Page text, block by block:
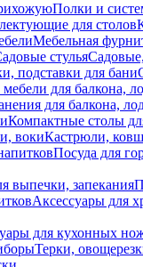
Полки и
для столов
Мебельная
стулья
подставки для бани
для балкона,
для балкона,
Компактные столы
вокиКастрюли,
Посуда для
выпечки, запекания
Аксессуары для
для кухонных
Терки,